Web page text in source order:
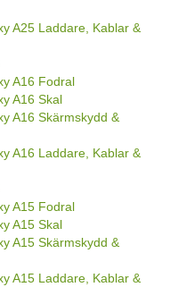
A25 Laddare, Kablar &
A16 Fodral
A16 Skal
A16 Skärmskydd &
A16 Laddare, Kablar &
A15 Fodral
A15 Skal
A15 Skärmskydd &
A15 Laddare, Kablar &